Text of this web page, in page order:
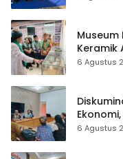
Museum
Keramik
Hampir
6 Agustus
Terbuka
6 Agustus